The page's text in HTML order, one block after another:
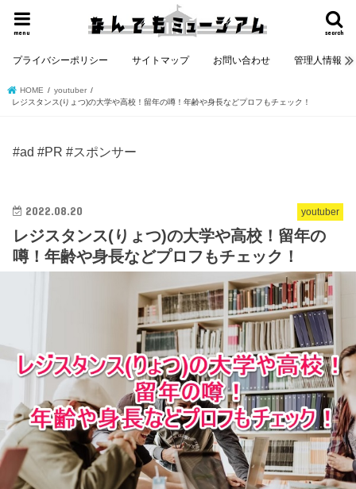
search
menu
プライバシーポリシー サイトマップ お問い合わせ 管理人情報
HOME
youtuber
レジスタンス(りょつ)の大学や高校！留年の噂！年齢や身長などプロフもチェック！
#ad #PR #スポンサー
youtuber
2022.08.20
レジスタンス(りょつ)の大学や高校！留年の
噂！年齢や身長などプロフもチェック！